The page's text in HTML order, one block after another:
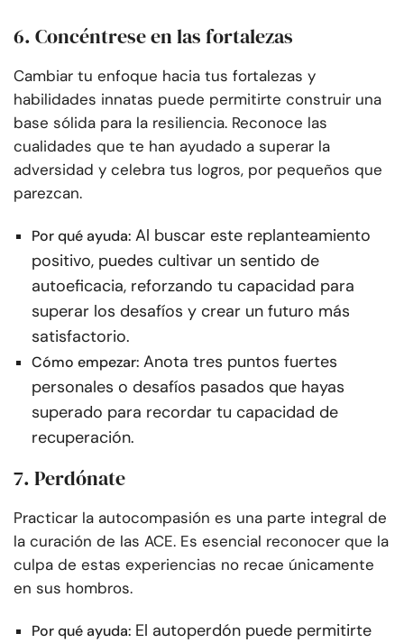
6. Concéntrese en las fortalezas
Cambiar tu enfoque hacia tus fortalezas y
habilidades innatas puede permitirte construir una
base sólida para la resiliencia. Reconoce las
cualidades que te han ayudado a superar la
adversidad y celebra tus logros, por pequeños que
parezcan.
Por qué ayuda: Al buscar este replanteamiento
positivo, puedes cultivar un sentido de
autoeficacia, reforzando tu capacidad para
superar los desafíos y crear un futuro más
satisfactorio.
Cómo empezar: Anota tres puntos fuertes
personales o desafíos pasados que hayas
superado para recordar tu capacidad de
recuperación.
7. Perdónate
Practicar la autocompasión es una parte integral de
la curación de las ACE. Es esencial reconocer que la
culpa de estas experiencias no recae únicamente
en sus hombros.
Por qué ayuda: El autoperdón puede permitirte